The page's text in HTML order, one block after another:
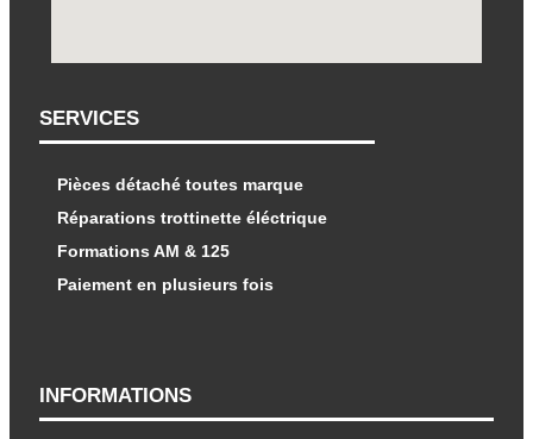
INFORMATIONS
SERVICES
Pièces détaché toutes marque
Réparations trottinette éléctrique
Formations AM & 125
Paiement en plusieurs fois